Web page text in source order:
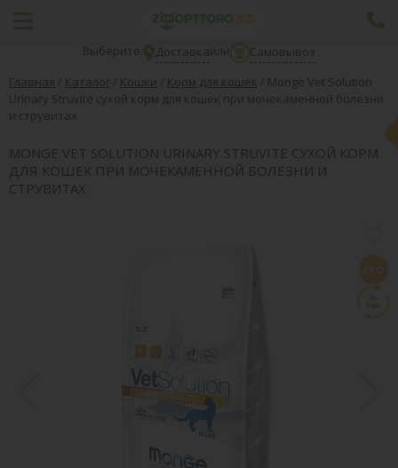
Выберите: Доставкаили
Самовывоз
Главная / Каталог / Кошки / Корм для кошек / Monge Vet Solution
Urinary Struvite сухой корм для кошек при мочекаменной болезни
и струвитах
MONGE VET SOLUTION URINARY STRUVITE СУХОЙ КОРМ
ДЛЯ КОШЕК ПРИ МОЧЕКАМЕННОЙ БОЛЕЗНИ И
СТРУВИТАХ